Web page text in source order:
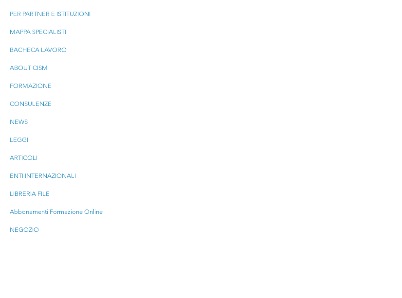
PER PARTNER E ISTITUZIONI
MAPPA SPECIALISTI
BACHECA LAVORO
ABOUT CISM
FORMAZIONE
CONSULENZE
NEWS
LEGGI
ARTICOLI
ENTI INTERNAZIONALI
LIBRERIA FILE
Abbonamenti Formazione Online
NEGOZIO